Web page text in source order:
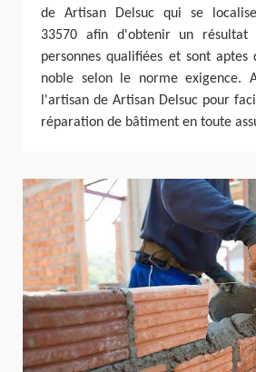
de Artisan Delsuc qui se
33570 afin d'obtenir un résultat
personnes qualifiées et sont
noble selon le norme exigence.
l'artisan de Artisan Delsuc pour
réparation de bâtiment en toute